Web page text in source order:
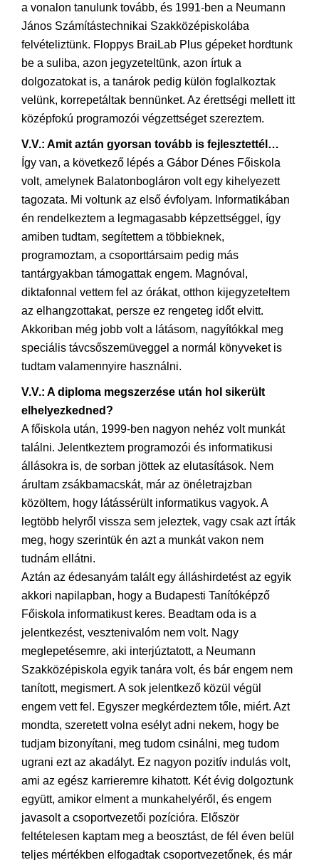
a vonalon tanulunk tovább, és 1991-ben a Neumann
János Számítástechnikai Szakközépiskolába
felvételiztünk. Floppys BraiLab Plus gépeket hordtunk
be a suliba, azon jegyzeteltünk, azon írtuk a
dolgozatokat is, a tanárok pedig külön foglalkoztak
velünk, korrepetáltak bennünket. Az érettségi mellett itt
középfokú programozói végzettséget szereztem.
V.V.: Amit aztán gyorsan tovább is fejlesztettél…
Így van, a következő lépés a Gábor Dénes Főiskola
volt, amelynek Balatonbogláron volt egy kihelyezett
tagozata. Mi voltunk az első évfolyam. Informatikában
én rendelkeztem a legmagasabb képzettséggel, így
amiben tudtam, segítettem a többieknek,
programoztam, a csoporttársaim pedig más
tantárgyakban támogattak engem. Magnóval,
diktafonnal vettem fel az órákat, otthon kijegyzeteltem
az elhangzottakat, persze ez rengeteg időt elvitt.
Akkoriban még jobb volt a látásom, nagyítókkal meg
speciális távcsőszemüveggel a normál könyveket is
tudtam valamennyire használni.
V.V.: A diploma megszerzése után hol sikerült
elhelyezkedned?
A főiskola után, 1999-ben nagyon nehéz volt munkát
találni. Jelentkeztem programozói és informatikusi
állásokra is, de sorban jöttek az elutasítások. Nem
árultam zsákbamacskát, már az önéletrajzban
közöltem, hogy látássérült informatikus vagyok. A
legtöbb helyről vissza sem jeleztek, vagy csak azt írták
meg, hogy szerintük én azt a munkát vakon nem
tudnám ellátni.
Aztán az édesanyám talált egy álláshirdetést az egyik
akkori napilapban, hogy a Budapesti Tanítóképző
Főiskola informatikust keres. Beadtam oda is a
jelentkezést, vesztenivalóm nem volt. Nagy
meglepetésemre, aki interjúztatott, a Neumann
Szakközépiskola egyik tanára volt, és bár engem nem
tanított, megismert. A sok jelentkező közül végül
engem vett fel. Egyszer megkérdeztem tőle, miért. Azt
mondta, szeretett volna esélyt adni nekem, hogy be
tudjam bizonyítani, meg tudom csinálni, meg tudom
ugrani ezt az akadályt. Ez nagyon pozitív indulás volt,
ami az egész karrieremre kihatott. Két évig dolgoztunk
együtt, amikor elment a munkahelyéről, és engem
javasolt a csoportvezetői pozícióra. Először
feltételesen kaptam meg a beosztást, de fél éven belül
teljes mértékben elfogadtak csoportvezetőnek, és már